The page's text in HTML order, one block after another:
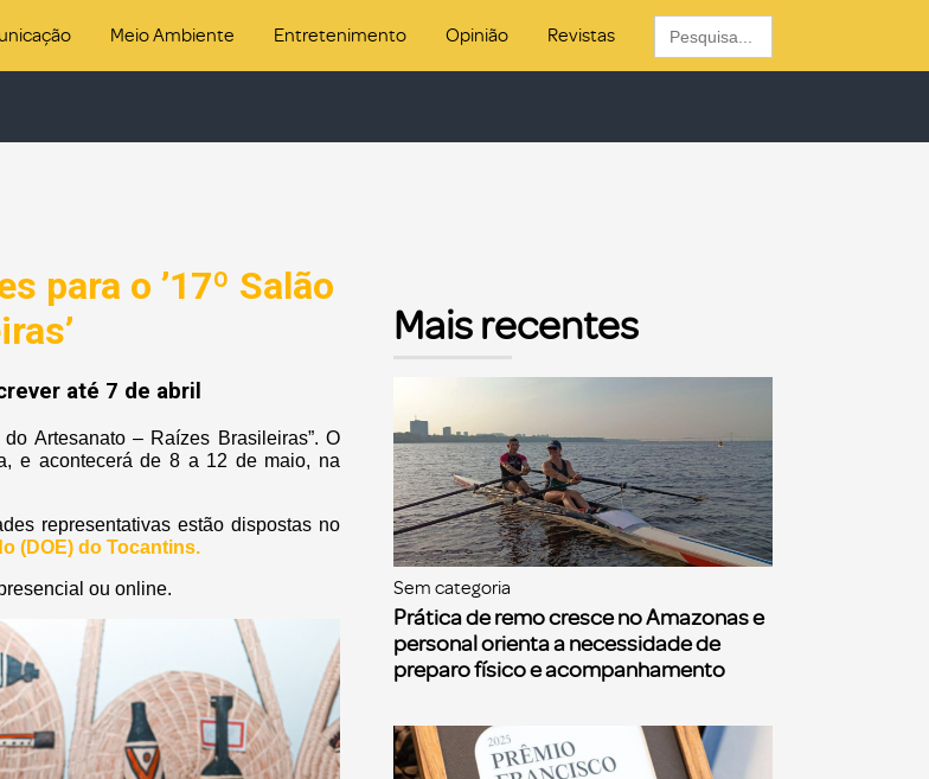
Meio Ambiente Entretenimento Opinião Revistas
Search
for:
para o ’17º Salão
até 7 de abril
Artesanato – Raízes Brasileiras”. O
e acontecerá de 8 a 12 de maio, na
representativas estão dispostas no
(DOE) do Tocantins.
ou online.
Mais recentes
Sem categoria
Prática de remo cresce no Amazonas e
personal orienta a necessidade de
preparo físico e acompanhamento